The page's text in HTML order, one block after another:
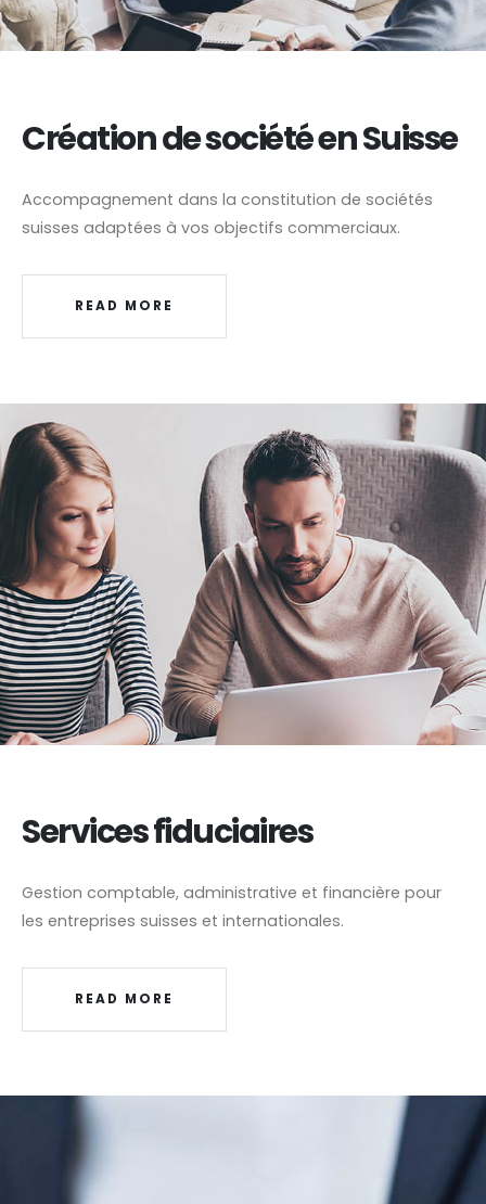
Création de société en Suisse
Accompagnement dans la constitution de sociétés
suisses adaptées à vos objectifs commerciaux.
READ MORE
Services fiduciaires
Gestion comptable, administrative et financière pour
les entreprises suisses et internationales.
READ MORE